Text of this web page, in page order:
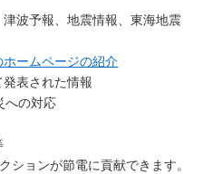
波予報、地震情報、東海地震
ームページの紹介
表された情報
への対応
ションが節電に貢献できます。